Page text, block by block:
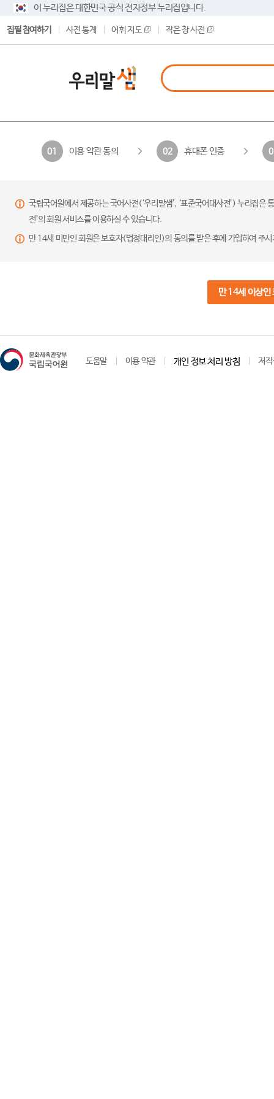
이 누리집은 대한민국 공식 전자정부 누리집입니다.
집필 참여하기 사전 통계 어휘 지도 작은 창 사전
01 이용 약관 동의 02 휴대폰 인증
국립국어원에서 제공하는 국어사전(‘우리말샘’, ‘표준국어대사전’) 누리집
전’의 회원 서비스를 이용하실 수 있습니다.
만 14세 미만인 회원은 보호자(법정대리인)의 동의를 받은 후에 가입하여 주
만 14세 이상인
도움말 이용 약관 개인 정보 처리 방침 저